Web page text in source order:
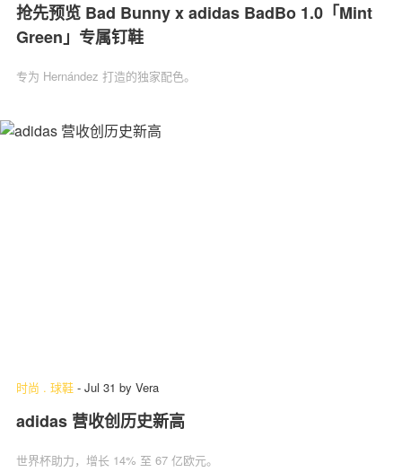
抢先预览 Bad Bunny x adidas BadBo 1.0「Mint
Green」专属钉鞋
专为 Hernández 打造的独家配色。
时尚 . 球鞋 - Jul 31 by Vera
adidas 营收创历史新高
世界杯助力，增长 14% 至 67 亿欧元。